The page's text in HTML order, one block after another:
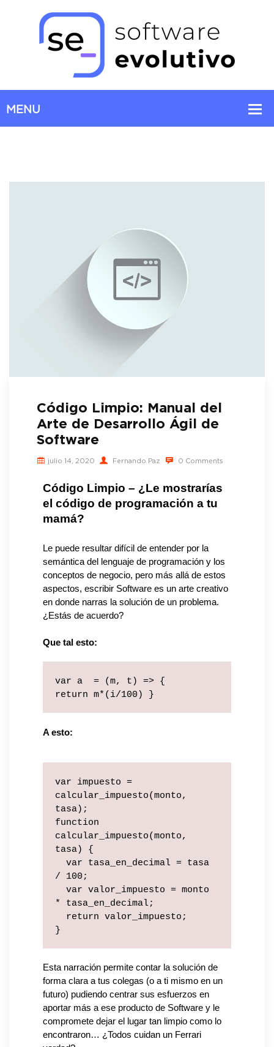
Código Limpio: Manual del
Arte de Desarrollo Ágil de
Software
julio 14, 2020 Fernando Paz 0 Comments
Código Limpio – ¿Le mostrarías
el código de programación a tu
mamá?
Le puede resultar difícil de entender por la
semántica del lenguaje de programación y los
conceptos de negocio, pero más allá de estos
aspectos, escribir Software es un arte creativo
en donde narras la solución de un problema.
¿Estás de acuerdo?
Que tal esto:
var a  = (m, t) => {
return m*(i/100) }
A esto:
var impuesto =
calcular_impuesto(monto,
tasa);
function
calcular_impuesto(monto,
tasa) {
var tasa_en_decimal = tasa
/ 100;
var valor_impuesto = monto
* tasa_en_decimal;
return valor_impuesto;
}
Esta narración permite contar la solución de
forma clara a tus colegas (o a ti mismo en un
futuro) pudiendo centrar sus esfuerzos en
aportar más a ese producto de Software y le
compromete dejar el lugar tan limpio como lo
encontraron… ¿Todos cuidan un Ferrari